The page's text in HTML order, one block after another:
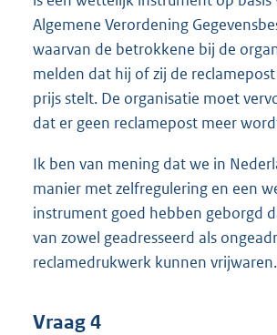
Algemene Verordening
waarvan de betrokkene bij de
melden dat hij of zij de
prijs stelt. De organisatie moet
dat er geen reclamepost meer
Ik ben van mening dat we in
manier met zelfregulering en een
instrument goed hebben geborgd
van zowel geadresseerd als
reclamedrukwerk kunnen vrijwaren.
Vraag 4